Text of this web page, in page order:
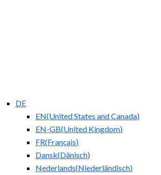
DE
EN(United States and Canada)
EN-GB(United Kingdom)
FR(Français)
Dansk(Dänisch)
Nederlands(Niederländisch)